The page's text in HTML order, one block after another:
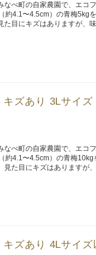
なべ町の自家農園で、エコ
約4.1〜4.5cm）の青梅5kg
た目にキズはありますが、
キズあり 3Lサイズ
なべ町の自家農園で、エコ
約4.1〜4.5cm）の青梅
見た目にキズはありますが
キズあり 4Lサイズ